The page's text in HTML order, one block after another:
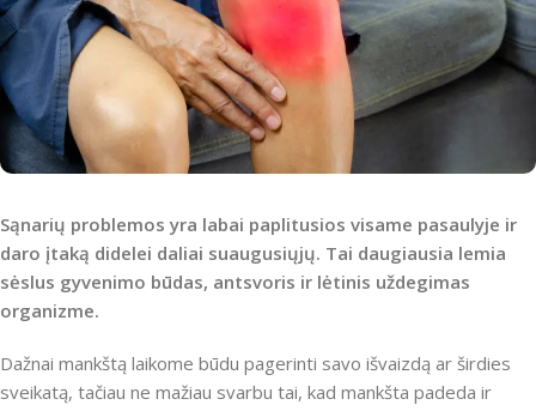
Sąnarių problemos yra labai paplitusios visame pasaulyje ir
daro įtaką didelei daliai suaugusiųjų. Tai daugiausia lemia
sėslus gyvenimo būdas, antsvoris ir lėtinis uždegimas
organizme.
Dažnai mankštą laikome būdu pagerinti savo išvaizdą ar širdies
sveikatą, tačiau ne mažiau svarbu tai, kad mankšta padeda ir